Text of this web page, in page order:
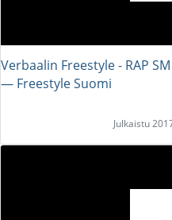
Verbaalin Freestyle - RAP
― Freestyle Suomi
Julkaistu